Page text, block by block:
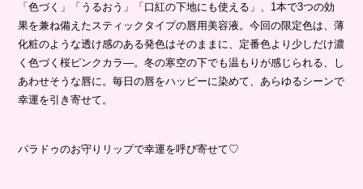
「色づく」「うるおう」「口紅の下地にも使える」、1本で3つの効
果を兼ね備えたスティックタイプの唇用美容液。今回の限定色は、薄
化粧のような透け感のある発色はそのままに、定番色より少しだけ濃
く色づく桜ピンクカラ―。冬の寒空の下でも温もりが感じられる、し
あわせそうな唇に。毎日の唇をハッピーに染めて、あらゆるシーンで
幸運を引き寄せて。
パラドゥのお守りリップで幸運を呼び寄せて♡